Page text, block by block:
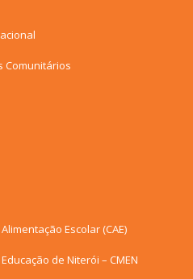
Comunitários
Escolar (CAE)
de Niterói – CMEN